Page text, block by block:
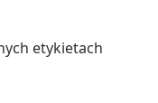
etykietach